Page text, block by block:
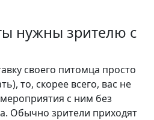
нужны зрителю с
своего питомца просто
то, скорее всего, вас не
с ним без
Обычно зрители приходят